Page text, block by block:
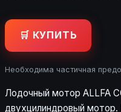
🛒 КУПИТЬ
Необходима частичная
Лодочный мотор ALLFA
двухцилиндровый мотор.